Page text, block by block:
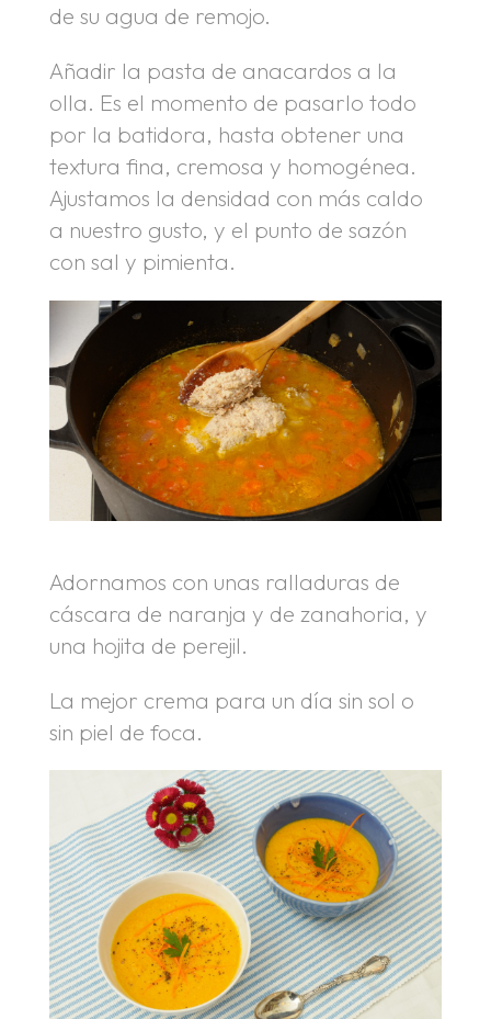
de su agua de remojo.
Añadir la pasta de anacardos a la
olla. Es el momento de pasarlo todo
por la batidora, hasta obtener una
textura fina, cremosa y homogénea.
Ajustamos la densidad con más caldo
a nuestro gusto, y el punto de sazón
con sal y pimienta.
Adornamos con unas ralladuras de
cáscara de naranja y de zanahoria, y
una hojita de perejil.
La mejor crema para un día sin sol o
sin piel de foca.